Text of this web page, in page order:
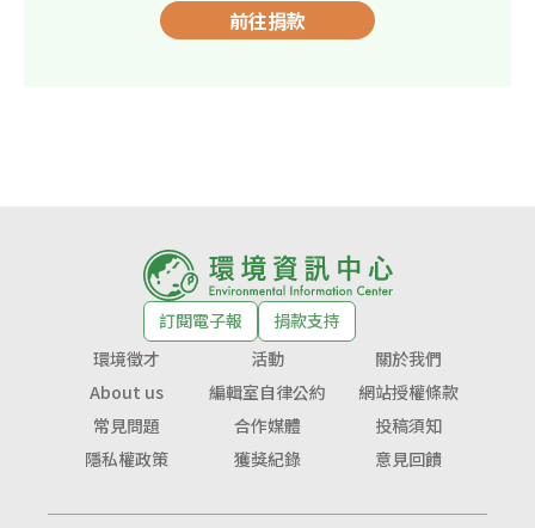
前往捐款
訂閱電子報
捐款支持
環境徵才
活動
關於我們
About us
編輯室自律公約
網站授權條款
常見問題
合作媒體
投稿須知
隱私權政策
獲獎紀錄 意見回饋